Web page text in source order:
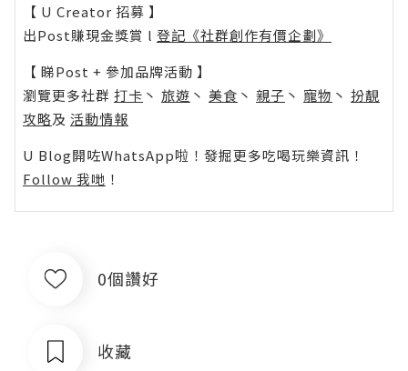
【 U Creator 招募 】
出Post賺現金獎賞 l 登記《社群創作有價企劃》
【 睇Post + 參加品牌活動 】
瀏覽更多社群 打卡 丶 旅遊 丶 美食 丶 親子 丶 寵物 丶 扮靚
攻略及 活動情報
U Blog開咗WhatsApp啦！發掘更多吃喝玩樂資訊！
Follow 我哋 ！
0個讚好
收藏